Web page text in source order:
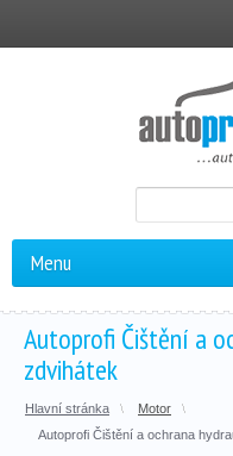
Menu
Autoprofi Čištění a
zdvihátek
Hlavní stránka
Motor
Autoprofi Čištění a ochrana